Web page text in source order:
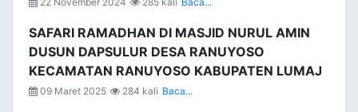
SAFARI RAMADHAN DI MASJID NURUL AMIN
DUSUN DAPSULUR DESA RANUYOSO
KECAMATAN RANUYOSO KABUPATEN LUMAJ
09 Maret 2025 284 kali Baca...